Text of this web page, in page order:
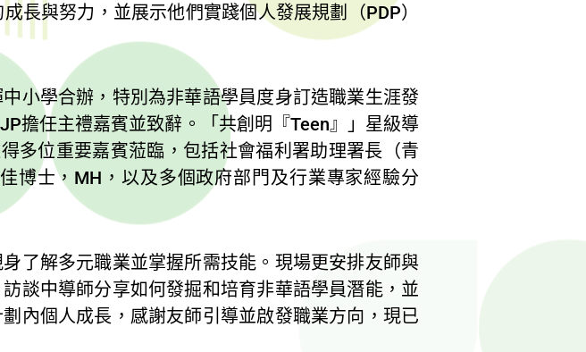
長與努力，並展示他們實踐個人發展規劃（PDP）
小學合辦，特別為非華語學員度身訂造職業生涯發
擔任主禮嘉賓並致辭。「共創明『Teen』」星級導
多位重要嘉賓蒞臨，包括社會福利署助理署長（青
博士，MH，以及多個政府部門及行業專家經驗分
了解多元職業並掌握所需技能。現場更安排友師與
談中導師分享如何發掘和培育非華語學員潛能，並
內個人成長，感謝友師引導並啟發職業方向，現已